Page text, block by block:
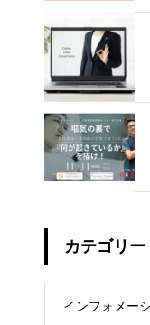
カテゴリー
インフォメー